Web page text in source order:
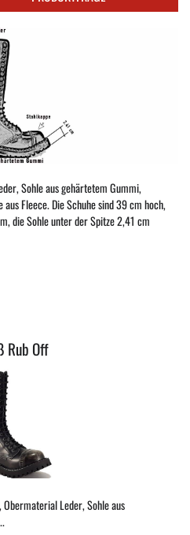
Sohle aus gehärtetem Gummi,
Fleece. Die Schuhe sind 39 cm hoch,
die Sohle unter der Spitze 2,41 cm
Rub Off
Leder, Sohle aus